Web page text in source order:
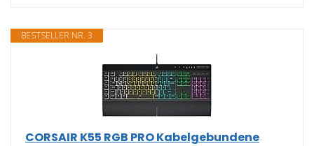
BESTSELLER NR. 3
CORSAIR K55 RGB PRO Kabelgebundene